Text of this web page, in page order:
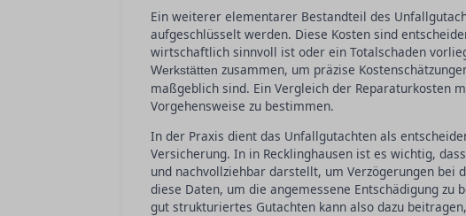
Ein weiterer elementarer Bestandteil des
aufgeschlüsselt werden. Diese Kosten sind
wirtschaftlich sinnvoll ist oder ein Totalschaden
Werkstätten zusammen, um präzise
maßgeblich sind. Ein Vergleich der Reparaturkosten
Vorgehensweise zu bestimmen.
In der Praxis dient das Unfallgutachten als
Versicherung. In in Recklinghausen ist es wichtig,
und nachvollziehbar darstellt, um Verzögerungen bei
diese Daten, um die angemessene Entschädigung zu
gut strukturiertes Gutachten kann also dazu